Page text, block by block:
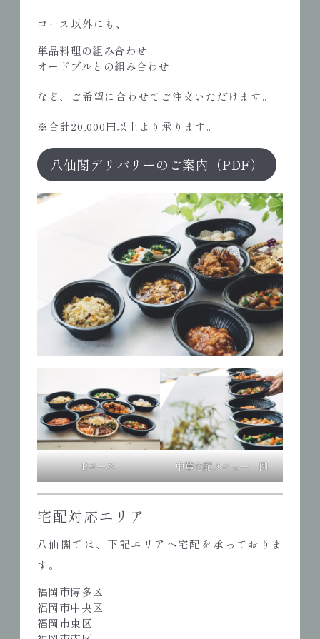
コース以外にも、
単品料理の組み合わせ
オードブルとの組み合わせ
など、ご希望に合わせてご注文いただけます。
※合計20,000円以上より承ります。
八仙閣デリバリーのご案内（PDF）
Bコース 中華宅配メニュー 例
宅配対応エリア
八仙閣では、下記エリアへ宅配を承っておりま
す。
福岡市博多区
福岡市中央区
福岡市東区